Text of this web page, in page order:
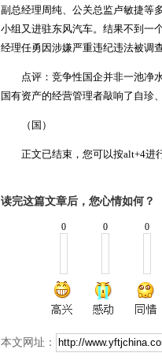
副总经理周纯、公关总监卢敏捷等
小组又进驻东风汽车。结果不到一
经理任勇因涉嫌严重违纪违法被调查
点评：竞争性国企并非一池净水
国有资产的经营管理者敲响了自珍
（国）
正文已结束，您可以按alt+4进
读完这篇文章后，您心情如何？
0 0 0
本文网址：